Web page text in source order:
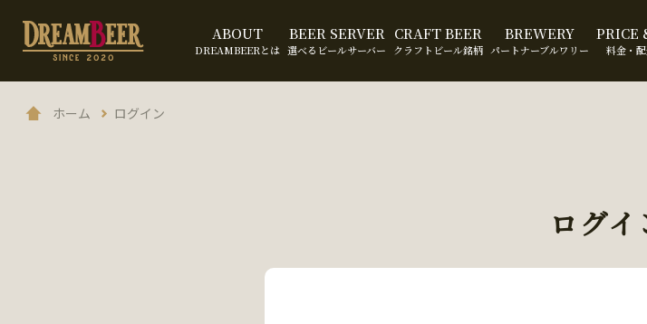
ABOUT
DREAMBEERとは
BEER SERVER
選べるビールサーバー
CRAFT BEER
クラフトビール銘柄
BREWERY
パートナーブルワリー
PRICE
料金・
ホーム ログイン
ログイ